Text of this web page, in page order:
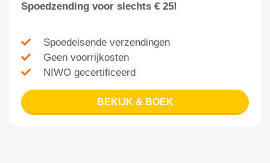
Spoedzending voor slechts € 25!
Spoedeisende verzendingen
Geen voorrijkosten
NIWO gecertificeerd
BEKIJK & BOEK